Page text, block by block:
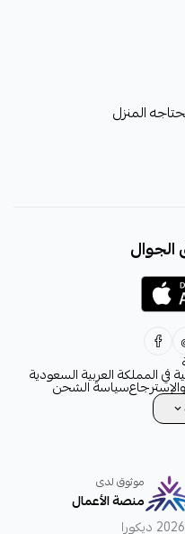
المنزل
المملكة العربية السعودية
سياسة الشحن
موثوق لدى
منصة الأعمال
ديكورا